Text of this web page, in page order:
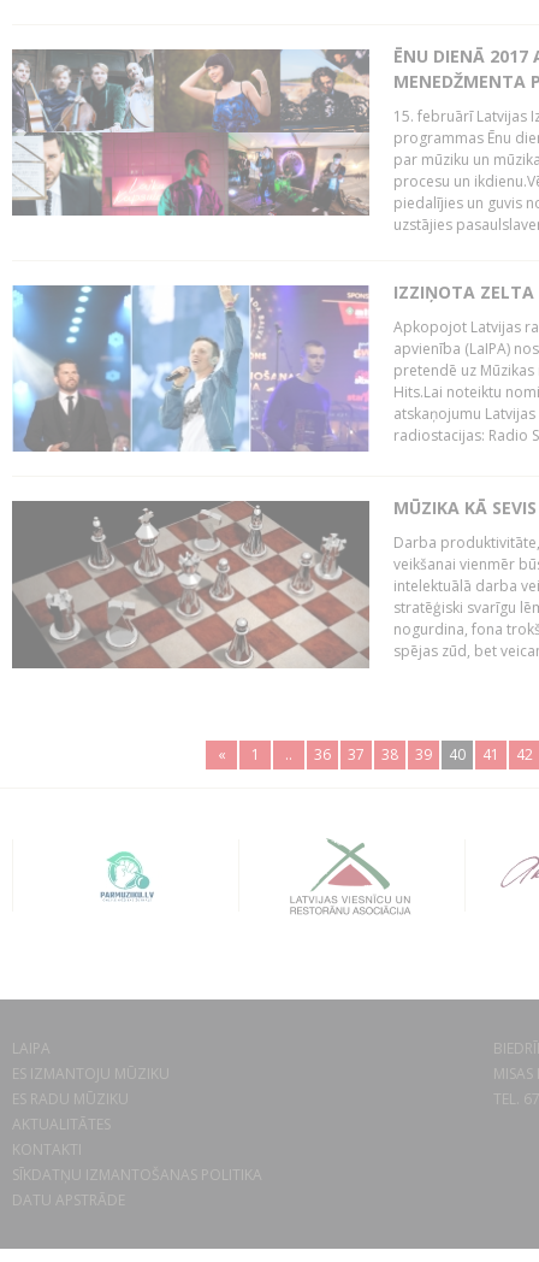
ĒNU DIENĀ 2017
MENEDŽMENTA
15. februārī Latvijas
programmas Ēnu
par mūziku un
procesu un
piedalījies un guvis
uzstājies
IZZIŅOTA ZELTA
Apkopojot Latvijas
apvienība (LaIPA)
pretendē uz
Hits.Lai noteiktu
atskaņojumu
radiostacijas: Radio
MŪZIKA KĀ
Darba
veikšanai vienmēr
intelektuālā darba
stratēģiski svarīgu
nogurdina, fona
spējas zūd, bet
« 1 .. 36 37 38 39 40 41 42
LAIPA
ES IZMANTOJU MŪZIKU
ES RADU MŪZIKU
AKTUALITĀTES
KONTAKTI
SĪKDATŅU IZMANTOŠANAS POLITIKA
DATU APSTRĀDE
TEL.